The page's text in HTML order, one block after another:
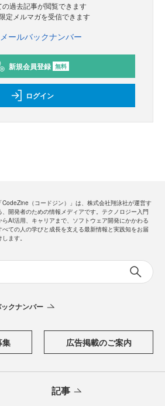
の過去記事が閲覧できます
定メルマガを受信できます
メールバックナンバー
新規会員登録 無料
ログイン
「CodeZine（コードジン）」は、株式会社翔泳社が運営す
、開発者のための情報メディアです。テクノロジー入門
らAI活用、キャリアまで、ソフトウェア開発にかかわる
べての人の学びと成長を支える最新情報と実践知をお届
します。
クナンバー
集 広告掲載のご案内
記事